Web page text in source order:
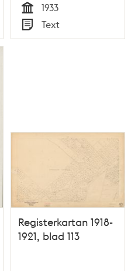
Tid
1933
Typ
Text
Registerkartan 1918-
1921, blad 113